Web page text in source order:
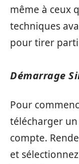
même à ceux
techniques
pour tirer
Démarrage
Pour
télécharger
compte.
et